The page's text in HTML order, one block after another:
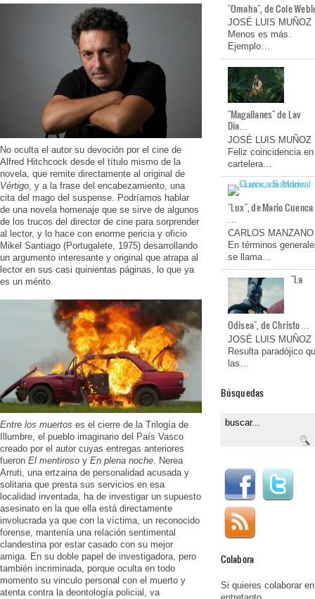
No oculta el autor su devoción por el cine de
Alfred Hitchcock desde el título mismo de la
novela, que remite directamente al original de
Vértigo , y a la frase del encabezamiento, una
cita del mago del suspense. Podríamos hablar
de una novela homenaje que se sirve de algunos
de los trucos del director de cine para sorprender
al lector, y lo hace con enorme pericia y oficio
Mikel Santiago (Portugalete, 1975) desarrollando
un argumento interesante y original que atrapa al
lector en sus casi quinientas páginas, lo que ya
es un mérito.
Entre los muertos es el cierre de la Trilogía de
Illumbre, el pueblo imaginario del País Vasco
creado por el autor cuyas entregas anteriores
fueron El mentiroso y En plena noche . Nerea
Arruti, una ertzaina de personalidad acusada y
solitaria que presta sus servicios en esa
localidad inventada, ha de investigar un supuesto
asesinato en la que ella está directamente
involucrada ya que con la víctima, un reconocido
forense, mantenía una relación sentimental
clandestina por estar casado con su mejor
amiga. En su doble papel de investigadora, pero
también incriminada, porque oculta en todo
momento su vinculo personal con el muerto y
atenta contra la deontología policial, va
"Omaha", de Cole
JOSÉ LUIS MUÑOZ
Menos es más.
Ejemplo…
"Magallanes" de Lav
Dia…
JOSÉ LUIS MUÑOZ
Feliz coincidencia en
cartelera…
"Lux", de Mario Cuenca
…
CARLOS MANZANO
En términos
se llama…
"La
Odisea", de Christo…
JOSÉ LUIS MUÑOZ
Resulta paradójico
las…
Búsquedas
Colabora
Si quieres colaborar en